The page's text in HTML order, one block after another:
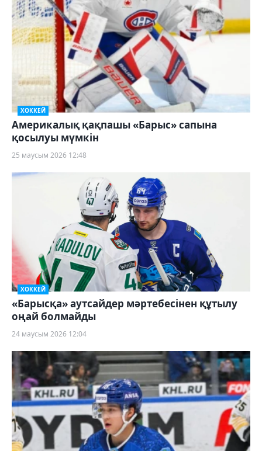
ХОККЕЙ
Америкалық қақпашы «Барыс» сапына
қосылуы мүмкін
25 маусым 2026 12:48
ХОККЕЙ
«Барысқа» аутсайдер мәртебесінен құтылу
оңай болмайды
24 маусым 2026 12:04